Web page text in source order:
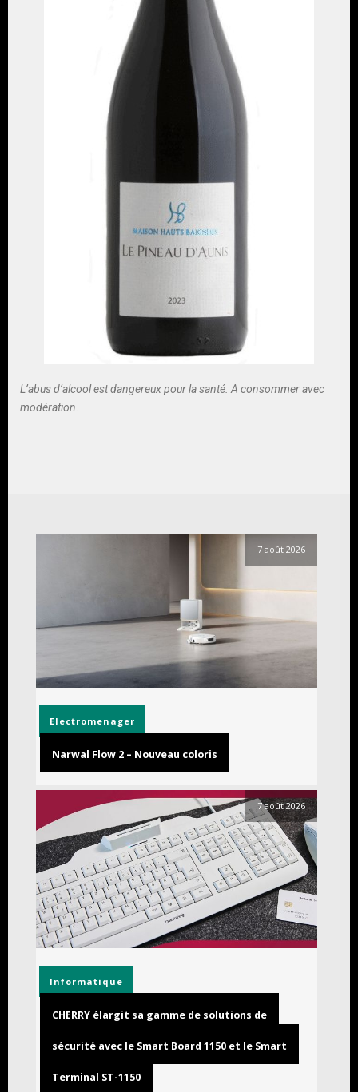
L’abus d’alcool est dangereux pour la santé. A consommer avec
modération.
7 août 2026
Electromenager
Narwal Flow 2 – Nouveau coloris
7 août 2026
Informatique
CHERRY élargit sa gamme de solutions de
sécurité avec le Smart Board 1150 et le Smart
Terminal ST-1150